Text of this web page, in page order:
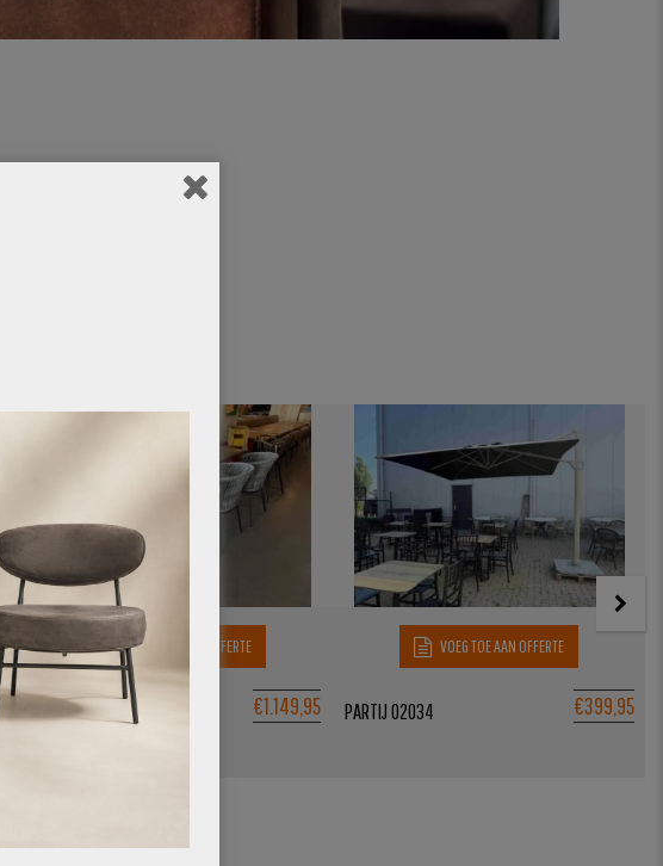
VOEG TOE AAN OFFERTE
€1.149,95
PARTIJ 02035
VOEG TOE AAN OFFERTE
€399,95
PARTIJ 02034